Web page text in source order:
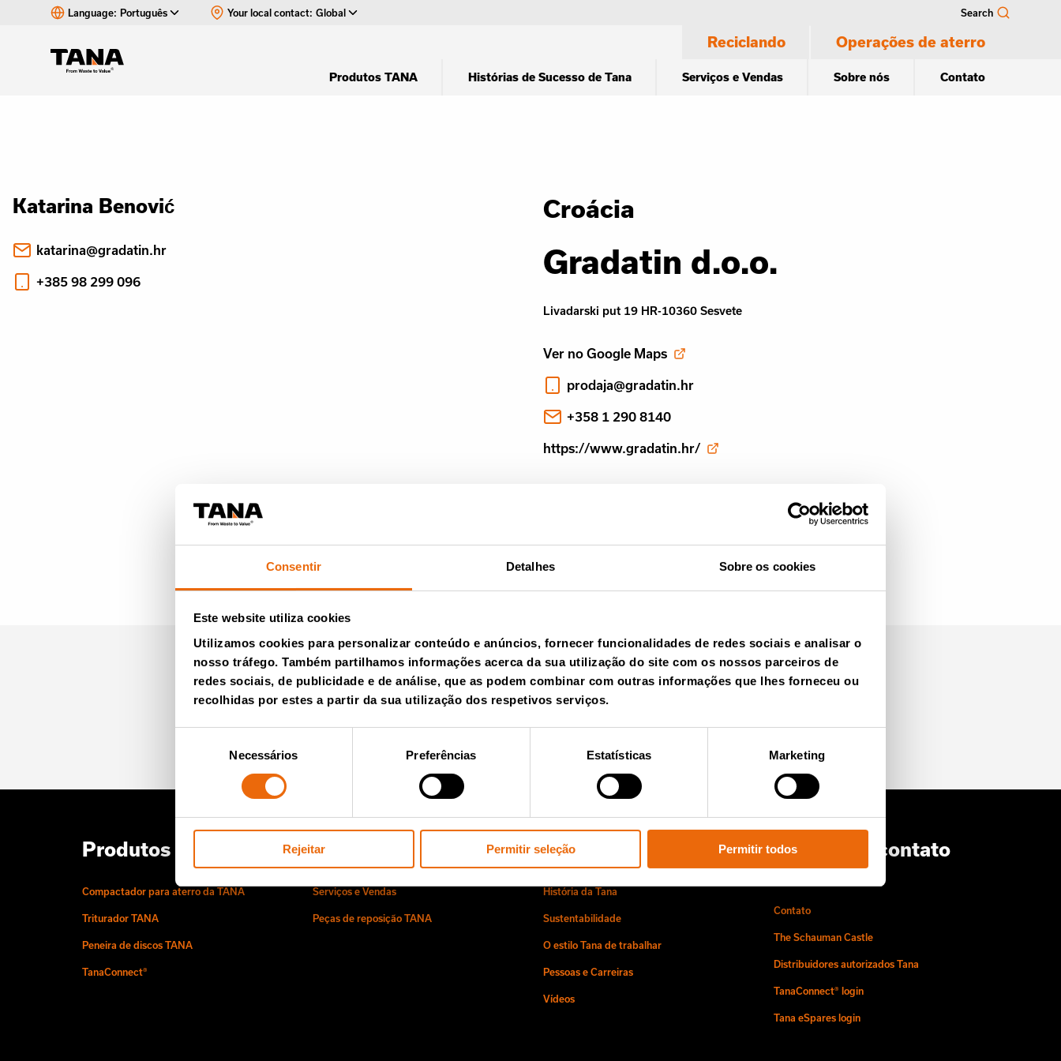
Consentir Detalhes Sobre os cookies
Este website utiliza cookies
Utilizamos cookies para personalizar conteúdo e anúncios, fornecer funcionalidades de redes sociais e analisar o
nosso tráfego. Também partilhamos informações acerca da sua utilização do site com os nossos parceiros de
redes sociais, de publicidade e de análise, que as podem combinar com outras informações que lhes forneceu ou
recolhidas por estes a partir da sua utilização dos respetivos serviços.
consentimento
Necessários Preferências Estatísticas Marketing
Rejeitar Permitir seleção Permitir todos
Language: Português Your local contact: Global Search
Reciclando Operações de aterro
Produtos TANA Histórias de Sucesso de Tana Serviços e Vendas Sobre nós Contato
Katarina Benović
katarina@gradatin.hr
+385 98 299 096
Croácia
Gradatin d.o.o.
Livadarski put 19 HR-10360 Sesvete
Ver no Google Maps
prodaja@gradatin.hr
+358 1 290 8140
https://www.gradatin.hr/
Newsletter da Tana
(em inglês)
Produtos TANA
Compactador para aterro da TANA
Triturador TANA
Peneira de discos TANA
TanaConnect®
Serviços e Vendas
Serviços e Vendas
Peças de reposição TANA
Sobre nós
História da Tana
Sustentabilidade
O estilo Tana de trabalhar
Pessoas e Carreiras
Vídeos
Entre com contato
conosco
Contato
The Schauman Castle
Distribuidores autorizados Tana
TanaConnect® login
Tana eSpares login